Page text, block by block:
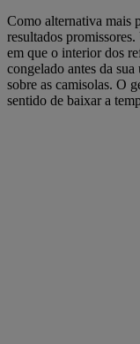
Como alternativa mais
resultados
em que o interior dos
congelado antes da
sobre as camisolas. O
sentido de baixar a